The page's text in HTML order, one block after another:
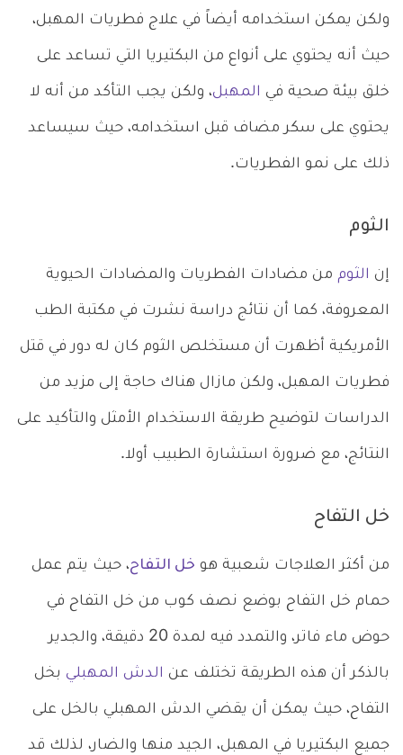
ولكن يمكن استخدامه أيضاً في علاج فطريات المهبل،
حيث أنه يحتوي على أنواع من البكتيريا التي تساعد على
خلق بيئة صحية في المهبل، ولكن يجب التأكد من أنه لا
يحتوي على سكر مضاف قبل استخدامه، حيث سيساعد
ذلك على نمو الفطريات.
الثوم
إن الثوم من مضادات الفطريات والمضادات الحيوية
المعروفة، كما أن نتائج دراسة نشرت في مكتبة الطب
الأمريكية أظهرت أن مستخلص الثوم كان له دور في قتل
فطريات المهبل، ولكن مازال هناك حاجة إلى مزيد من
الدراسات لتوضيح طريقة الاستخدام الأمثل والتأكيد على
النتائج، مع ضرورة استشارة الطبيب أولا.
خل التفاح
من أكثر العلاجات شعبية هو خل التفاح، حيث يتم عمل
حمام خل التفاح بوضع نصف كوب من خل التفاح في
حوض ماء فاتر، والتمدد فيه لمدة 20 دقيقة، والجدير
بالذكر أن هذه الطريقة تختلف عن الدش المهبلي بخل
التفاح، حيث يمكن أن يقضي الدش المهبلي بالخل على
جميع البكتيريا في المهبل، الجيد منها والضار، لذلك قد